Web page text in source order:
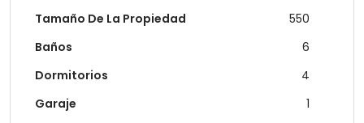
Tamaño De La Propiedad
550
Baños
6
Dormitorios
4
Garaje
1